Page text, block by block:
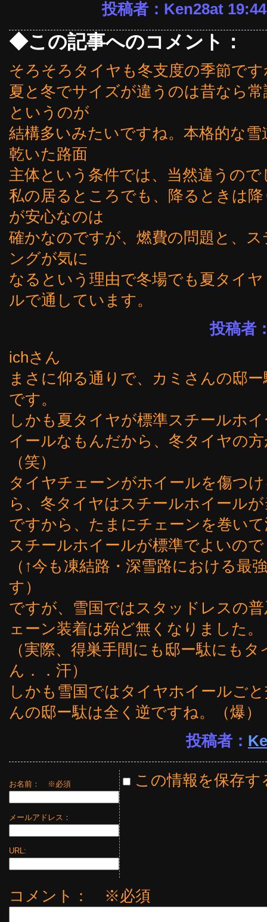
投稿者：Ken28at
◆この記事へのコメント：
そろそろタイヤも冬支度の季節で
夏と冬でサイズが違うのは昔なら
というのが
結構多いみたいですね。本格的な
乾いた路面
主体という条件では、当然違うの
私の居るところでも、降るときは
が安心なのは
確かなのですが、燃費の問題と、
ングが気に
なるという理由で冬場でも夏タイ
ルで通しています。
投稿者
ichさん
まさに仰る通りで、カミさんの邸
です。
しかも夏タイヤが標準スチールホ
イールなもんだから、冬タイヤの
（笑）
タイヤチェーンがホイールを傷つ
ら、冬タイヤはスチールホイール
ですから、たまにチェーンを巻い
スチールホイールが標準でよいの
（↑今も凍結路・深雪路における最
す）
ですが、雪国ではスタッドレスの
ェーン装着は殆ど無くなりました。
（実際、得巣手間にも邸ー駄にも
ん．．汗）
しかも雪国ではタイヤホイールご
んの邸ー駄は全く逆ですね。（爆）
投稿者：
お名前： ※必須
メールアドレス：
URL:
この情報を保存す
コメント： ※必須